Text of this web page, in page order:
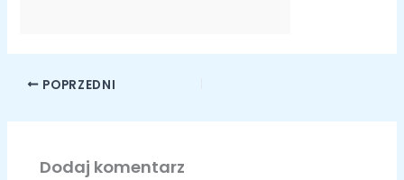
POPRZEDNI
Dodaj komentarz